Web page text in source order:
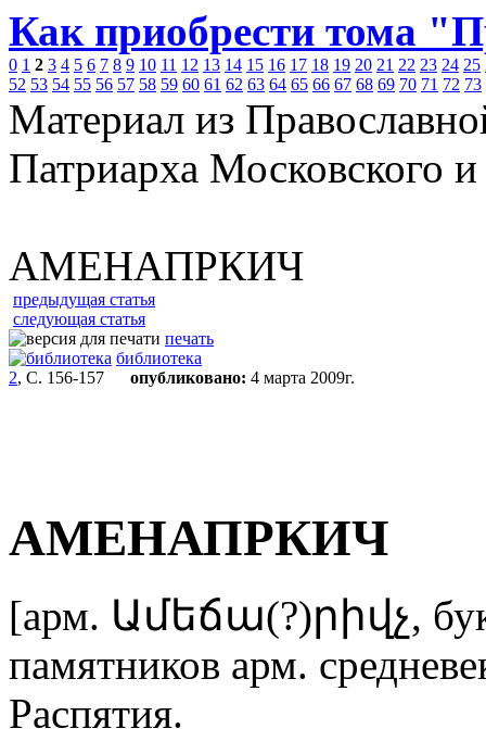
Как приобрести тома
0 1 2 3 4 5 6 7 8 9 10 11 12 13 14 15 16 17 18 19 20 21 22 23 24 25
52 53 54 55 56 57 58 59 60 61 62 63 64 65 66 67 68 69 70 71 72 73
Материал из
Патриарха Московского
АМЕНАПРКИЧ
предыдущая статья
следующая статья
печать
библиотека
2, С. 156-157 опубликовано: 4 марта 2009г.
АМЕНАПРКИЧ
[арм. Ամեճա(?)րիվչ,
памятников арм.
Распятия.